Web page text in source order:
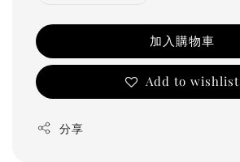
加入購物車
Add to wishlist
分享